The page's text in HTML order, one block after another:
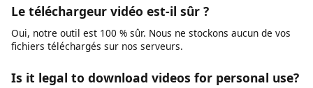
Accédez à notre outil de téléchargement depuis votre
navigateur web.
Saisissez l’URL de la vidéo sélectionnée dans la barre
Choisissez la qualité vidéo souhaitée.